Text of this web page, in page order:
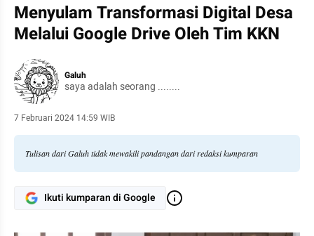
Menyulam Transformasi Digital Desa
Melalui Google Drive Oleh Tim KKN
Galuh
saya adalah seorang ........
7 Februari 2024 14:59 WIB
Tulisan dari Galuh tidak mewakili pandangan dari redaksi kumparan
Ikuti kumparan di Google